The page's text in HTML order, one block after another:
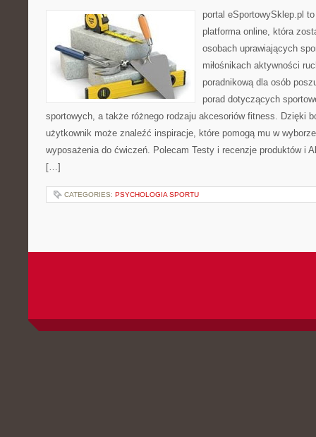
portal eSportowySklep.pl
platforma online, która
osobach uprawiających
miłośnikach aktywności
poradnikową dla osób
porad dotyczących
sportowych, a także różnego rodzaju akcesoriów fitness. Dzięki
użytkownik może znaleźć inspiracje, które pomogą mu w
wyposażenia do ćwiczeń. Polecam Testy i recenzje produktów i
[…]
CATEGORIES: PSYCHOLOGIA SPORTU